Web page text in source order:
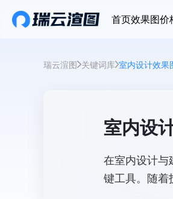
首页效果图价
瑞云渲图 关键词库 室内设计效果
室内设
在室内设计与
键工具。随着